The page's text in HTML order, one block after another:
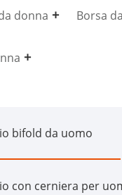
donna Borsa
bifold da uomo
con cerniera per